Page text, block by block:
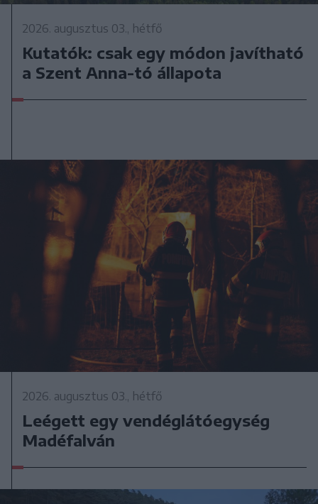
2026. augusztus 03., hétfő
Kutatók: csak egy módon javítható
a Szent Anna-tó állapota
2026. augusztus 03., hétfő
Leégett egy vendéglátóegység
Madéfalván